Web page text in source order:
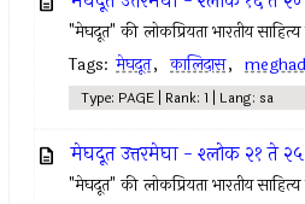
"मेघदूत" की लोकप्रियता भारतीय
Tags: मेघदूत, कालिदास,
Type: PAGE | Rank: 1 | Lang: sa
मेघदूत उत्तरमेघा - श्लोक २१ ते २५
"मेघदूत" की लोकप्रियता भारतीय